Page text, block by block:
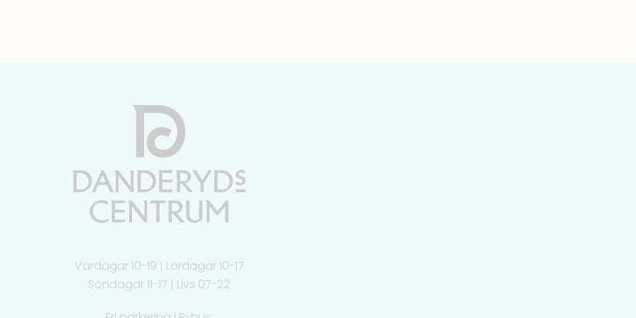
Vardagar 10-19 | Lördagar 10-17
Söndagar 11-17 | Livs 07-22